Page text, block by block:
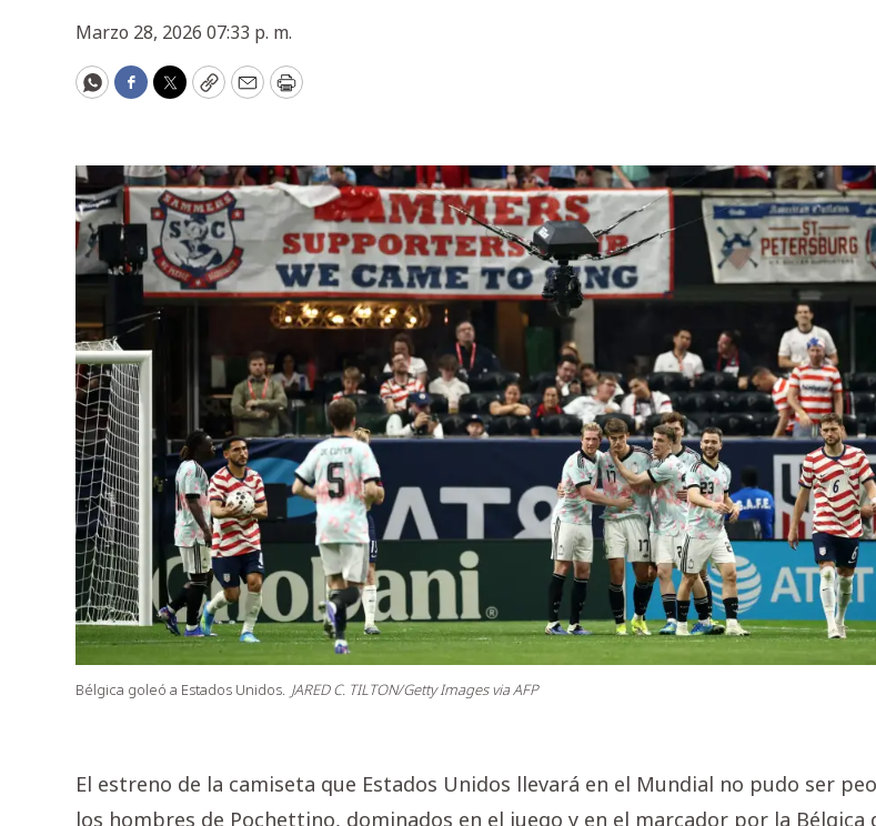
Marzo 28, 2026 07:33 p. m.
WhatsApp
Facebook
Twitter
CopyEmailPrint
Bélgica goleó a Estados Unidos. JARED C. TILTON/Getty Images via AFP
El estreno de la camiseta que Estados Unidos llevará en el Mundial no pudo ser
los hombres de Pochettino, dominados en el juego y en el marcador por la Bélgica